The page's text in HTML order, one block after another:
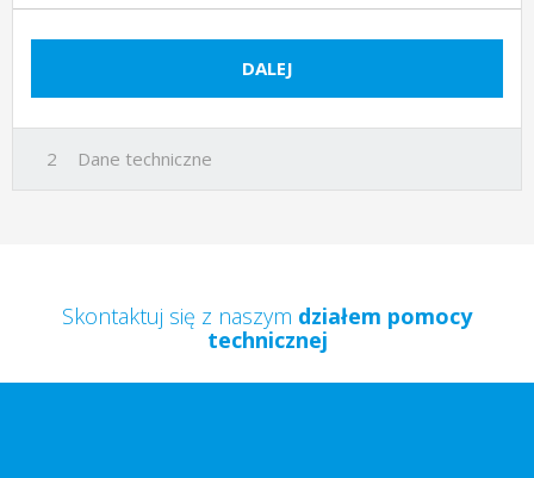
DALEJ
Dane techniczne
Skontaktuj się z naszym działem pomocy
technicznej